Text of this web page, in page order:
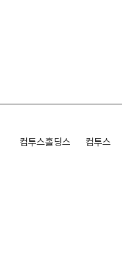
컴투스홀딩스 컴투스